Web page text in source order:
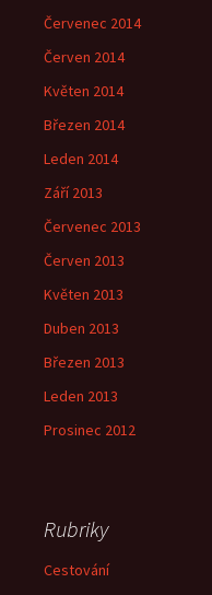
Červenec 2014
Červen 2014
Květen 2014
Březen 2014
Leden 2014
Září 2013
Červenec 2013
Červen 2013
Květen 2013
Duben 2013
Březen 2013
Leden 2013
Prosinec 2012
Rubriky
Cestování